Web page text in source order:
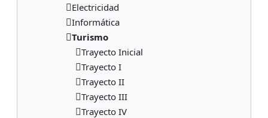
Electricidad
Informática
Turismo
Trayecto Inicial
Trayecto I
Trayecto II
Trayecto III
Trayecto IV